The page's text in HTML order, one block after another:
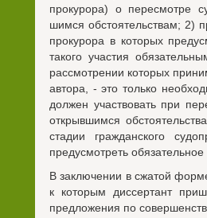
прокурора) о пересмотре
шимся обстоятельствам; 2)
прокурора в которых
такого участия
рассмотрении которых
автора, - это только
должен участвовать при
открывшимся
стадии гражданского
предусмотреть
В заключении в сжатой
к которым диссертант
предложения по